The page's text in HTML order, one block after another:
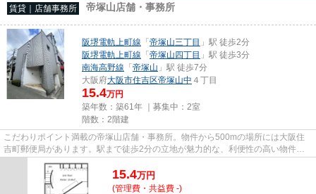
賃貸｜店舗事務所 帝塚山店舗・事務所
阪堺電軌上町線 「帝塚山三丁目 」駅 徒歩2分
阪堺電軌上町線 「帝塚山四丁目 」駅 徒歩3分
南海高野線 「帝塚山 」駅 徒歩7分
大阪府大阪市住吉区帝塚山中 ４丁目
15.4万円
築年数：築61年 ｜募集中： 2室
階数：2階建
こだわりポイント満載の帝塚山店舗・事務所。物件から500mの場所には大阪住
吉町郵便局があります。駅まで徒歩2分の立地が魅力的な、利便性の高い物件で
す。駐車場まで300mの物件、いか...
15.4万円
(管理費・共益費 -)